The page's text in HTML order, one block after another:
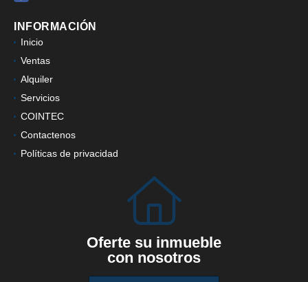
INFORMACIÓN
Inicio
Ventas
Alquiler
Servicios
COINTEC
Contactenos
Políticas de privacidad
Oferte su inmueble
con nosotros